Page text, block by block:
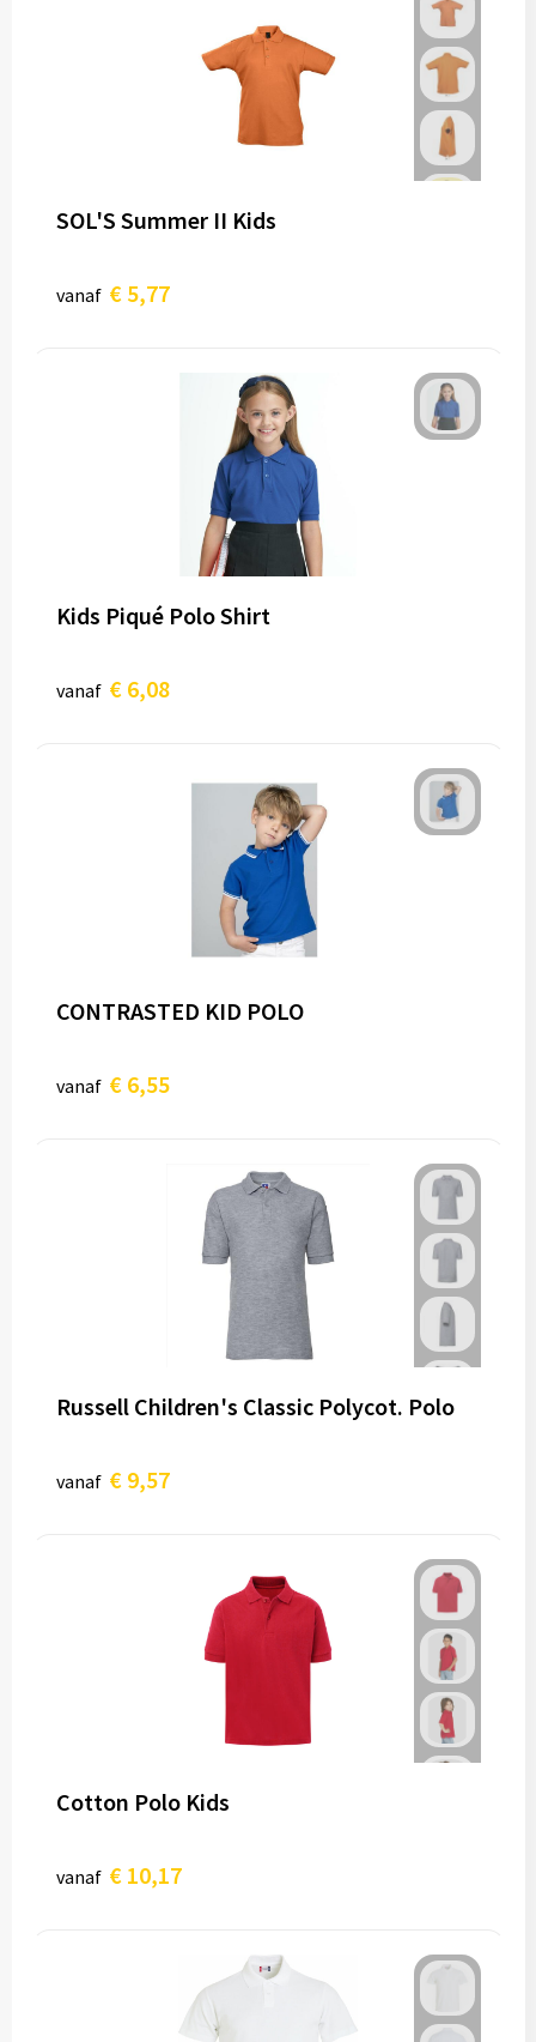
SOL'S Summer II Kids
vanaf € 5,77
Kids Piqué Polo Shirt
vanaf € 6,08
CONTRASTED KID POLO
vanaf € 6,55
Russell Children's Classic Polycot. Polo
vanaf € 9,57
Cotton Polo Kids
vanaf € 10,17